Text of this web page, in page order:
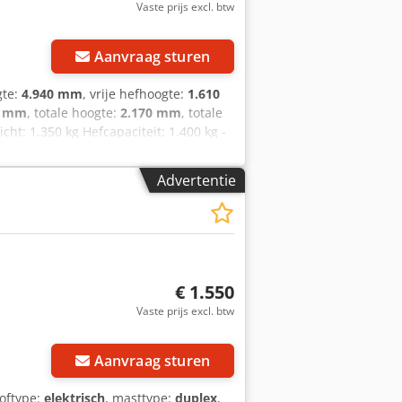
Vaste prijs excl. btw
Aanvraag sturen
4.940 mm, vrije hefhoogte: 1.610
mm, totale hoogte: 2.170 mm, totale
1.350 kg Hefcapaciteit: 1.400 kg -
Ja - CE certificaat aanwezig: Nee -
Hefvermogen: 1400kg - Hefhoogte:
1150mm - Vorkbreedte: 530mm -
batterij: 2017 - └ Capaciteit:
[mm]: 205 - └ Trog hoogte [mm]:
[kg]: 1350kg -
BTW Csdpszrtbcsfx Agmsrf
altijd mogelijk van alles in de
Advertentie
€ 1.550
Vaste prijs excl. btw
Aanvraag sturen
elektrisch, masttype: duplex,